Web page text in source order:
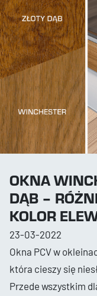
OKNA
DĄB –
KOLOR
23-03-2022
Okna PCV w
która cieszy się
Przede wszystkim